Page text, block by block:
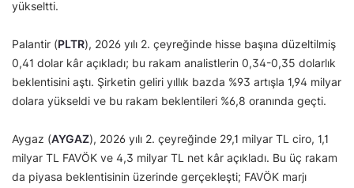
yükseltti.
Palantir (PLTR), 2026 yılı 2. çeyreğinde hisse başına düzeltilmiş
0,41 dolar kâr açıkladı; bu rakam analistlerin 0,34-0,35 dolarlık
beklentisini aştı. Şirketin geliri yıllık bazda %93 artışla 1,94 milyar
dolara yükseldi ve bu rakam beklentileri %6,8 oranında geçti.
Aygaz (AYGAZ), 2026 yılı 2. çeyreğinde 29,1 milyar TL ciro, 1,1
milyar TL FAVÖK ve 4,3 milyar TL net kâr açıkladı. Bu üç rakam
da piyasa beklentisinin üzerinde gerçekleşti; FAVÖK marjı